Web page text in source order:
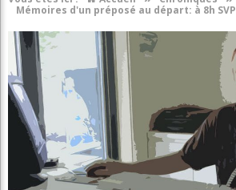
Mémoires d'un préposé au départ: à 8h SVP